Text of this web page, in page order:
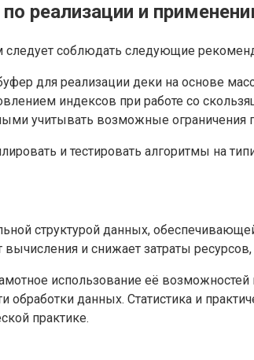
реализации и
соблюдать следующие
для реализации деки на основе
индексов при работе со
учитывать возможные ограничения
и тестировать алгоритмы на
структурой данных,
вычисления и снижает затраты
использование её
обработки данных. Статистика и
практике.